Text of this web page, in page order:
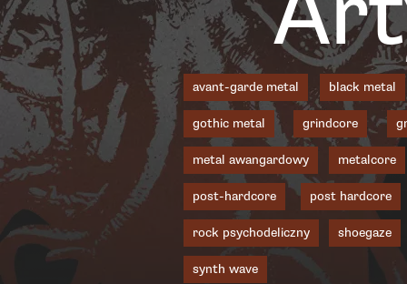
avant-garde metal black metal
gothic metal grindcore
metal awangardowy metalcore
post-hardcore post hardcore
rock psychodeliczny shoegaze
synth wave